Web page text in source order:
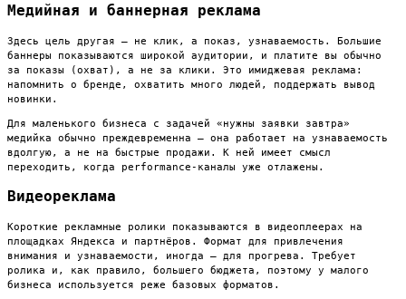
Медийная и баннерная реклама
Здесь цель другая — не клик, а показ, узнаваемость. Большие
баннеры показываются широкой аудитории, и платите вы обычно
за показы (охват), а не за клики. Это имиджевая реклама:
напомнить о бренде, охватить много людей, поддержать вывод
новинки.
Для маленького бизнеса с задачей «нужны заявки завтра»
медийка обычно преждевременна — она работает на узнаваемость
вдолгую, а не на быстрые продажи. К ней имеет смысл
переходить, когда performance-каналы уже отлажены.
Видеореклама
Короткие рекламные ролики показываются в видеоплеерах на
площадках Яндекса и партнёров. Формат для привлечения
внимания и узнаваемости, иногда — для прогрева. Требует
ролика и, как правило, большего бюджета, поэтому у малого
бизнеса используется реже базовых форматов.